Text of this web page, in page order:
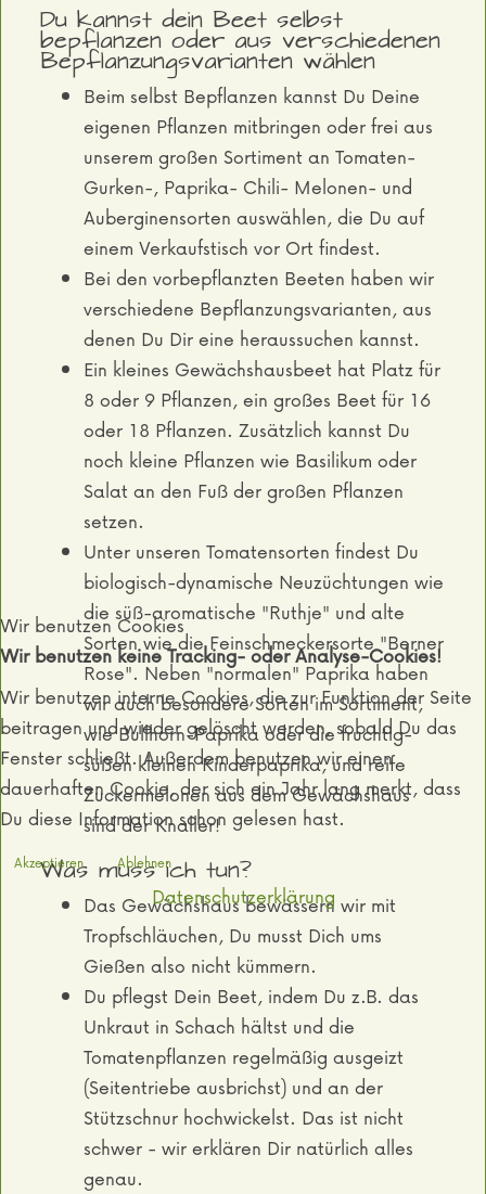
Du kannst dein Beet selbst
bepflanzen oder aus verschiedenen
Bepflanzungsvarianten wählen
Beim selbst Bepflanzen kannst Du Deine
eigenen Pflanzen mitbringen oder frei aus
unserem großen Sortiment an Tomaten-
Gurken-, Paprika- Chili- Melonen- und
Auberginensorten auswählen, die Du auf
einem Verkaufstisch vor Ort findest.
Bei den vorbepflanzten Beeten haben wir
verschiedene Bepflanzungsvarianten, aus
denen Du Dir eine heraussuchen kannst.
Ein kleines Gewächshausbeet hat Platz für
8 oder 9 Pflanzen, ein großes Beet für 16
oder 18 Pflanzen. Zusätzlich kannst Du
noch kleine Pflanzen wie Basilikum oder
Salat an den Fuß der großen Pflanzen
setzen.
Unter unseren Tomatensorten findest Du
biologisch-dynamische Neuzüchtungen wie
die süß-aromatische "Ruthje" und alte
Sorten wie die Feinschmeckersorte "Berner
Rose". Neben "normalen" Paprika haben
wir auch besondere Sorten im Sortiment,
wie Bullhorn-Paprika oder die fruchtig-
süßen kleinen Kinderpaprika, und reife
Zuckermelonen aus dem Gewächshaus
sind der Knaller!
Was muss ich tun?
Das Gewächshaus bewässern wir mit
Tropfschläuchen, Du musst Dich ums
Gießen also nicht kümmern.
Du pflegst Dein Beet, indem Du z.B. das
Unkraut in Schach hältst und die
Tomatenpflanzen regelmäßig ausgeizt
(Seitentriebe ausbrichst) und an der
Stützschnur hochwickelst. Das ist nicht
schwer - wir erklären Dir natürlich alles
genau.
Wir benutzen Cookies
Wir benutzen keine Tracking- oder Analyse-Cookies!
Wir benutzen interne Cookies, die zur Funktion der Seite
beitragen und wieder gelöscht werden, sobald Du das
Fenster schließt. Außerdem benutzen wir einen
dauerhaften Cookie, der sich ein Jahr lang merkt, dass
Du diese Information schon gelesen hast.
Akzeptieren Ablehnen
Datenschutzerklärung